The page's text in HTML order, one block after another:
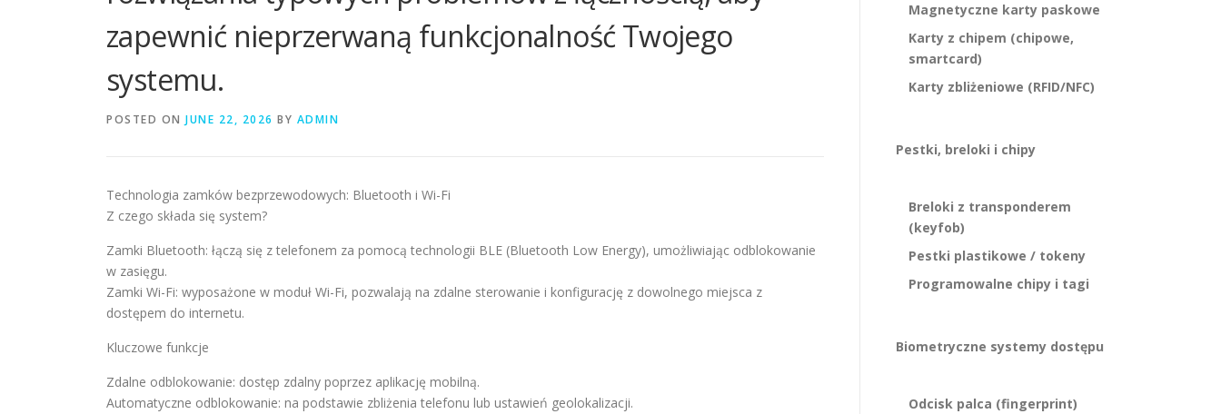
zapewnić nieprzerwaną funkcjonalność Twojego
systemu.
POSTED ON JUNE 22, 2026 BY ADMIN
Technologia zamków bezprzewodowych: Bluetooth i Wi-Fi
Z czego składa się system?
Zamki Bluetooth: łączą się z telefonem za pomocą technologii BLE (Bluetooth Low Energy), umożliwiając odblokowanie
w zasięgu.
Zamki Wi-Fi: wyposażone w moduł Wi-Fi, pozwalają na zdalne sterowanie i konfigurację z dowolnego miejsca z
dostępem do internetu.
Kluczowe funkcje
Zdalne odblokowanie: dostęp zdalny poprzez aplikację mobilną.
Automatyczne odblokowanie: na podstawie zbliżenia telefonu lub ustawień geolokalizacji.
Magnetyczne karty paskowe
Karty z chipem (chipowe,
smartcard)
Karty zbliżeniowe (RFID/NFC)
Pestki, breloki i chipy
Breloki z transponderem
(keyfob)
Pestki plastikowe / tokeny
Programowalne chipy i tagi
Biometryczne systemy dostępu
Odcisk palca (fingerprint)